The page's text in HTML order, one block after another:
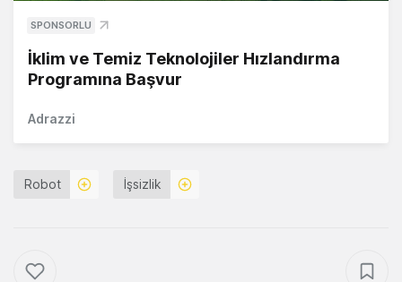
SPONSORLU
İklim ve Temiz Teknolojiler Hızlandırma
Programına Başvur
Adrazzi
Robot İşsizlik